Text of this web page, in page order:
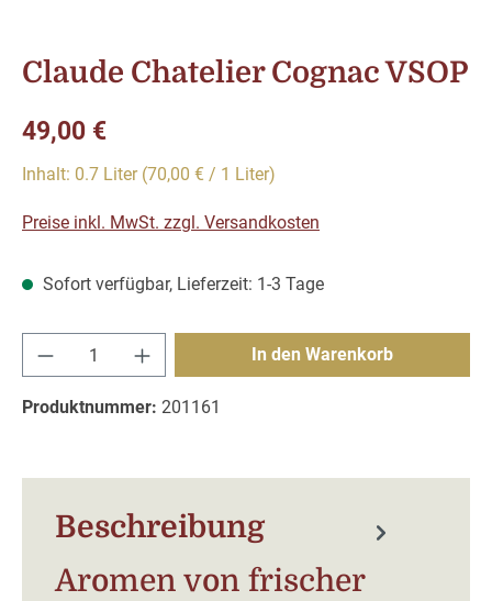
Claude Chatelier Cognac VSOP
Regulärer Preis:
49,00 €
Inhalt: 0.7 Liter (70,00 € / 1 Liter)
Preise inkl. MwSt. zzgl. Versandkosten
Sofort verfügbar, Lieferzeit: 1-3 Tage
Produkt Anzahl: Gib den gewünschten
In den Warenkorb
Produktnummer: 201161
Beschreibung
Aromen von frischer